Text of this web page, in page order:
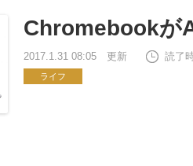
Chromebookが
2017.1.31 08:05 更新 読了
ライフ